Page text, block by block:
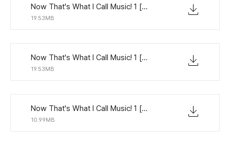
Now That's What I Call Music! 1 [1995].7z.006
19.53MB
Now That's What I Call Music! 1 [1995].7z.007
19.53MB
Now That's What I Call Music! 1 [1995].7z.008
10.99MB